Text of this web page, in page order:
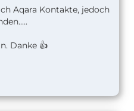
Aqara Kontakte, jedoch
Danke 👍